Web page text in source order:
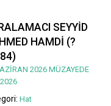
SEYYİD
HAMDİ (?
2026 MÜZAYEDE
Hat